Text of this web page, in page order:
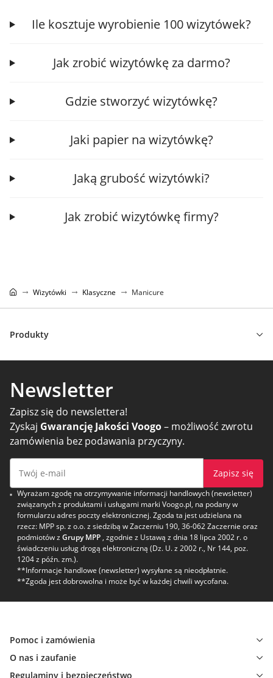
Ile kosztuje wyrobienie 100 wizytówek?
Jak zrobić wizytówkę za darmo?
Gdzie stworzyć wizytówkę?
Jaki papier na wizytówkę?
Jaką grubość wizytówki?
Jak zrobić wizytówkę firmy?
Wizytówki Klasyczne Manicure
Produkty
Newsletter
Zapisz się do newslettera!
Zyskaj Gwarancję Jakości Voogo– możliwość zwrotu
zamówienia bez podawania przyczyny.
Zapisz się
Wyrażam zgodę na otrzymywanie informacji handlowych (newsletter)
związanych z produktami i usługami marki Voogo.pl, na podany w
formularzu adres poczty elektronicznej. Zgoda ta jest udzielana na
rzecz: MPP sp. z o.o. z siedzibą w Zaczerniu 190, 36-062 Zaczernie oraz
podmiotów z Grupy MPP , zgodnie z Ustawą z dnia 18 lipca 2002 r. o
świadczeniu usług drogą elektroniczną (Dz. U. z 2002 r., Nr 144, poz.
1204 z późn. zm.).
**Informacje handlowe (newsletter) wysyłane są nieodpłatnie.
**Zgoda jest dobrowolna i może być w każdej chwili wycofana.
Pomoc i zamówienia
O nas i zaufanie
Regulaminy i bezpieczeństwo